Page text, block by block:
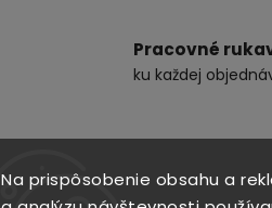
Na prispôsobenie obsahu a
Pracovné
ku každej